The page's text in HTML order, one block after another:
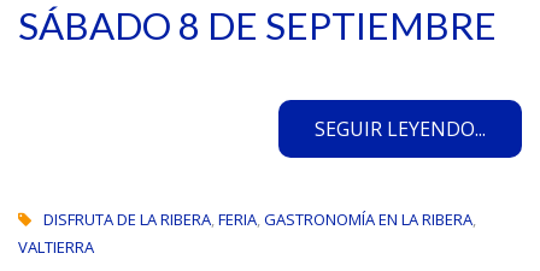
SÁBADO 8 DE SEPTIEMBRE
SEGUIR LEYENDO...
DISFRUTA DE LA RIBERA,FERIA,GASTRONOMÍA EN LA RIBERA,
VALTIERRA